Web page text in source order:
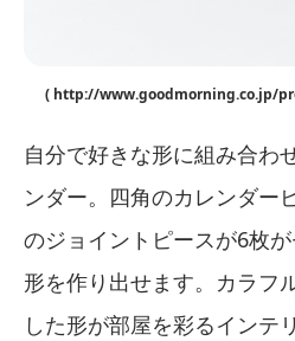
( http://www.goodmorning.co.jp/
自分で好きな形に組み合わ
ンダー。四角のカレンダー
のジョイントピースが6枚
形を作り出せます。カラフ
した形が部屋を彩るインテ